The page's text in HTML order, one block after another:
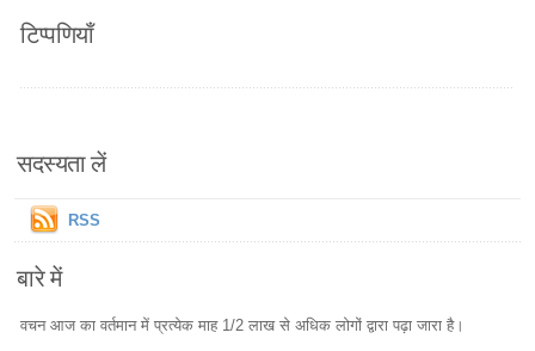
टिप्पणियाँ
सदस्यता लें
RSS
बारे में
वचन आज का वर्तमान में प्रत्येक माह 1/2 लाख से अधिक लोगों द्वारा पढ़ा जारा है।